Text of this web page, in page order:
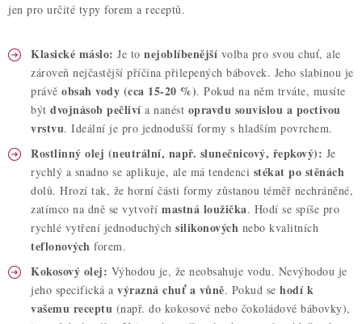
jen pro určité typy forem a receptů.
Klasické máslo: Je to nejoblíbenější volba pro svou chuť, ale
zároveň nejčastější příčina přilepených bábovek. Jeho slabinou je
právě obsah vody (cca 15-20 %). Pokud na něm trváte, musíte
být dvojnásob pečliví a nanést opravdu souvislou a poctivou
vrstvu. Ideální je pro jednodušší formy s hladším povrchem.
Rostlinný olej (neutrální, např. slunečnicový, řepkový): Je
rychlý a snadno se aplikuje, ale má tendenci stékat po stěnách
dolů. Hrozí tak, že horní části formy zůstanou téměř nechráněné,
zatímco na dně se vytvoří mastná loužička. Hodí se spíše pro
rychlé vytření jednoduchých silikonových nebo kvalitních
teflonových forem.
Kokosový olej: Výhodou je, že neobsahuje vodu. Nevýhodou je
jeho specifická a výrazná chuť a vůně. Pokud se hodí k
vašemu receptu (např. do kokosové nebo čokoládové bábovky),